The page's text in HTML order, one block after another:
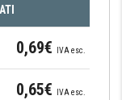
0,69€ IVA esc.
0,65€ IVA esc.